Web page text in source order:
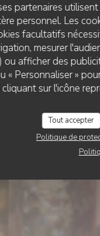
partenaires
personnel. Les
facultatifs
mesurer
ou afficher des
« Personnaliser »
sur l'icône
Tout accepter
Politique de